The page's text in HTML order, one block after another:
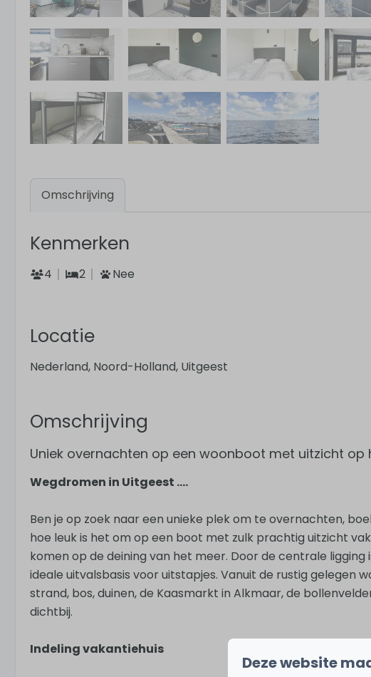
Omschrijving
Kenmerken
4 2 Nee
Locatie
Nederland, Noord-Holland, Uitgeest
Omschrijving
Uniek overnachten op een woonboot met uitzicht op
Wegdromen in Uitgeest ....
Ben je op zoek naar een unieke plek om te overnachten,
hoe leuk is het om op een boot met zulk prachtig uitzicht
komen op de deining van het meer. Door de centrale
ideale uitvalsbasis voor uitstapjes. Vanuit de rustig gelegen
strand, bos, duinen, de Kaasmarkt in Alkmaar, de
dichtbij.
Indeling vakantiehuis
Deze website